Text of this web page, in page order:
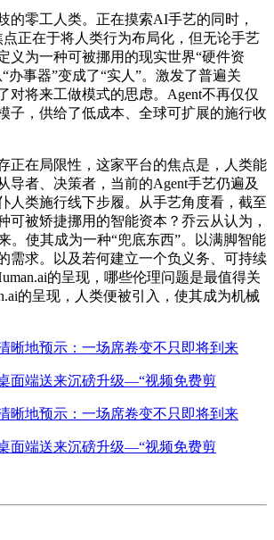
零工人类。正在摸索AI手艺的同时，
点正在于将人类行为布局化，但无论手艺
义为一种可被挪用的现实世界“硬件资
办事器”变成了“实人”。激发了普遍关
对将来工做模式的思虑。Agent不再仅仅
子，供给了低成本、全球可扩展的施行收
在局限性，这家平台的焦点是，人类能
导者、决策者，当前的Agent手艺仍遍及
人类施行线下步履。从手艺角度看，截至
可被矫捷挪用的智能资本？乔云从认为，
。使其成为一种“兜底东西”。以满脚智能
需求。以及若何建立一个负义务、可持续
的呈现，哪些伦理问题是最值得关
的呈现，人类便被引入，使其成为机械
晰地预示：一场席卷变不只即将到来
面端送来沉磅升级—“视频免费剪
晰地预示：一场席卷变不只即将到来
面端送来沉磅升级—“视频免费剪